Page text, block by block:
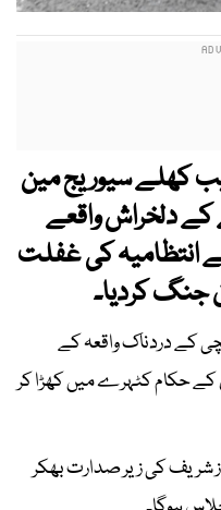
کھلے سیوریج مین
دلخراش واقعے
انتظامیہ کی غفلت
جنگ کردیا۔
کے دردناک واقعہ کے
کے حکام کٹہرے میں کھڑا کر
شریف کی زیر صدارت بھکر